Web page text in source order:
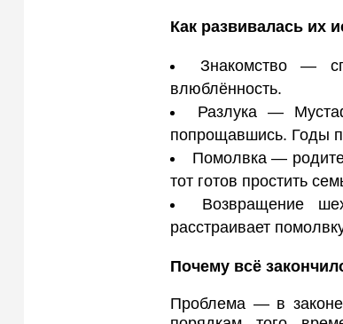
Как развивалась их
Знакомство —
влюблённость.
Разлука —
попрощавшись. Годы
Помолвка —
тот готов простить
Возвращение
расстраивает
Почему всё
Проблема — в